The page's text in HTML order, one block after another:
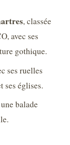
, classée
avec ses
gothique.
ses ruelles
ses églises.
balade